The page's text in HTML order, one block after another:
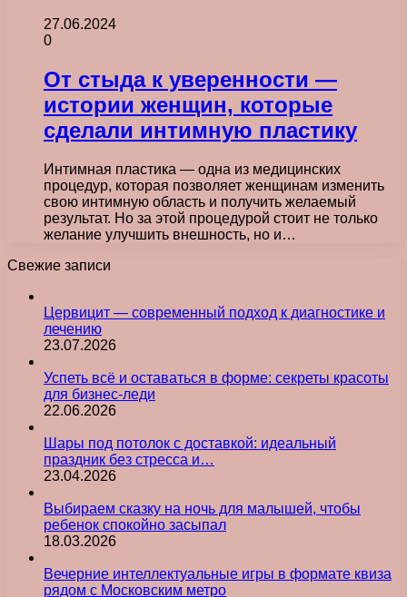
27.06.2024
0
От стыда к уверенности —
истории женщин, которые
сделали интимную пластику
Интимная пластика — одна из медицинских
процедур, которая позволяет женщинам изменить
свою интимную область и получить желаемый
результат. Но за этой процедурой стоит не только
желание улучшить внешность, но и…
Свежие записи
Цервицит — современный подход к диагностике и
лечению
23.07.2026
Успеть всё и оставаться в форме: секреты красоты
для бизнес-леди
22.06.2026
Шары под потолок с доставкой: идеальный
праздник без стресса и…
23.04.2026
Выбираем сказку на ночь для малышей, чтобы
ребенок спокойно засыпал
18.03.2026
Вечерние интеллектуальные игры в формате квиза
рядом с Московским метро